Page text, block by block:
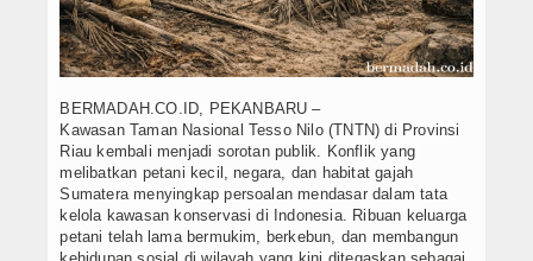
BERMADAH.CO.ID, PEKANBARU –
Kawasan Taman Nasional Tesso Nilo (TNTN) di Provinsi
Riau kembali menjadi sorotan publik. Konflik yang
melibatkan petani kecil, negara, dan habitat gajah
Sumatera menyingkap persoalan mendasar dalam tata
kelola kawasan konservasi di Indonesia. Ribuan keluarga
petani telah lama bermukim, berkebun, dan membangun